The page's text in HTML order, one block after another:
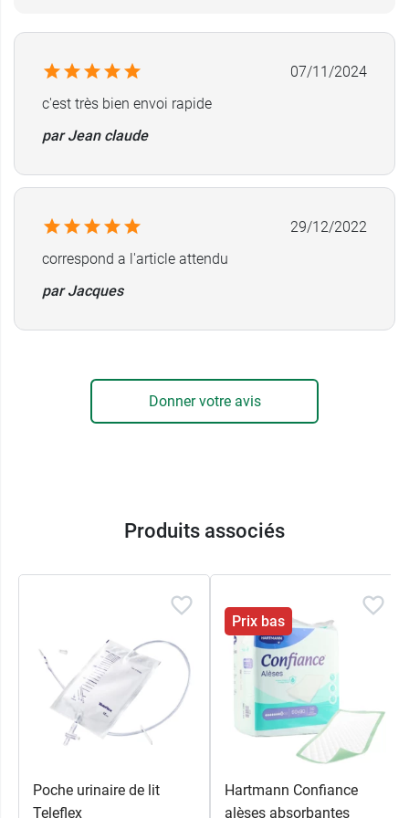
Longueur de l'adhésif : 4 cm
25 mm référence 220250
28 mm référence 220280
35 mm référence 220350
Conditionnement :
Boite de 30 étuis péniens
autoadhésifs
07/11/2024
c'est très bien envoi rapide
par Jean claude
29/12/2022
correspond a l'article attendu
par Jacques
Donner votre avis
Produits associés
Poche urinaire de lit
Teleflex
Prix bas
Hartmann Confiance
alèses absorbantes